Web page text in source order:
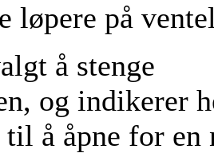
løpere på
å stenge
og indikerer
å åpne for en